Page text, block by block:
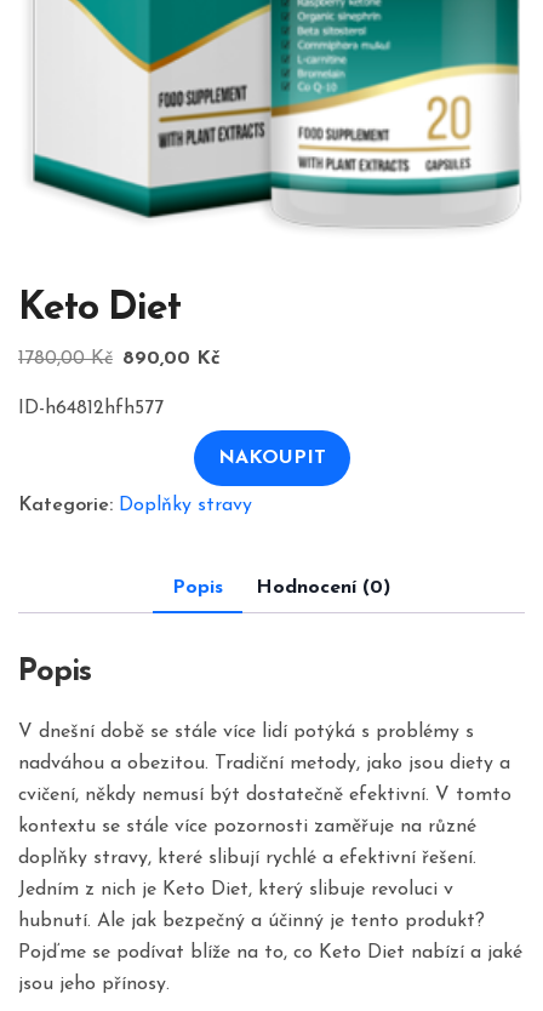
Keto Diet
1780,00Kč Původní
1780,00 Kč.
890,00 Kč
890,00 Kč.
ID-h64812hfh577
NAKOUPIT
Kategorie: Doplňky stravy
Popis Hodnocení (0)
Popis
V dnešní době se stále více lidí potýká s problémy s
nadváhou a obezitou. Tradiční metody, jako jsou diety a
cvičení, někdy nemusí být dostatečně efektivní. V tomto
kontextu se stále více pozornosti zaměřuje na různé
doplňky stravy, které slibují rychlé a efektivní řešení.
Jedním z nich je Keto Diet, který slibuje revoluci v
hubnutí. Ale jak bezpečný a účinný je tento produkt?
Pojďme se podívat blíže na to, co Keto Diet nabízí a jaké
jsou jeho přínosy.